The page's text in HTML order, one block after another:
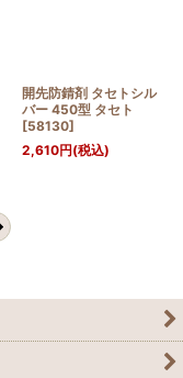
開先防錆剤 タセトシル
バー 450型 タセト
[58130]
2,610円(税込)